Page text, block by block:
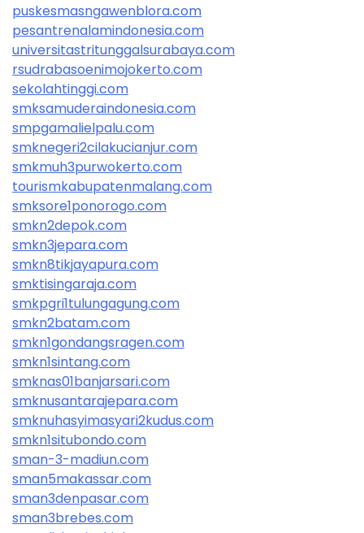
puskesmasngawenblora.com
pesantrenalamindonesia.com
universitastritunggalsurabaya.com
rsudrabasoenimojokerto.com
sekolahtinggi.com
smksamuderaindonesia.com
smpgamalielpalu.com
smknegeri2cilakucianjur.com
smkmuh3purwokerto.com
tourismkabupatenmalang.com
smksore1ponorogo.com
smkn2depok.com
smkn3jepara.com
smkn8tikjayapura.com
smktisingaraja.com
smkpgri1tulungagung.com
smkn2batam.com
smkn1gondangsragen.com
smkn1sintang.com
smknas01banjarsari.com
smknusantarajepara.com
smknuhasyimasyari2kudus.com
smkn1situbondo.com
sman-3-madiun.com
sman5makassar.com
sman3denpasar.com
sman3brebes.com